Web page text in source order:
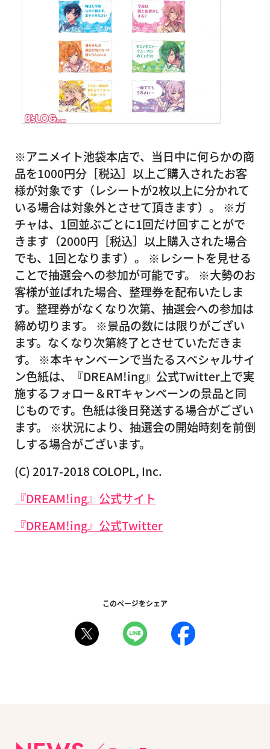
※アニメイト池袋本店で、当日中に何らかの商
品を1000円分［税込］以上ご購入されたお客
様が対象です（レシートが2枚以上に分かれて
いる場合は対象外とさせて頂きます）。 ※ガ
チャは、1回並ぶごとに1回だけ回すことがで
きます（2000円［税込］以上購入された場合
でも、1回となります）。 ※レシートを見せる
ことで抽選会への参加が可能です。 ※大勢のお
客様が並ばれた場合、整理券を配布いたしま
す。整理券がなくなり次第、抽選会への参加は
締め切ります。 ※景品の数には限りがござい
ます。なくなり次第終了とさせていただきま
す。 ※本キャンペーンで当たるスペシャルサイ
ン色紙は、『DREAM!ing』公式Twitter上で実
施するフォロー＆RTキャンペーンの景品と同
じものです。色紙は後日発送する場合がござい
ます。 ※状況により、抽選会の開始時刻を前倒
しする場合がございます。
(C) 2017-2018 COLOPL, Inc.
『DREAM!ing』公式サイト
『DREAM!ing』公式Twitter
このページをシェア